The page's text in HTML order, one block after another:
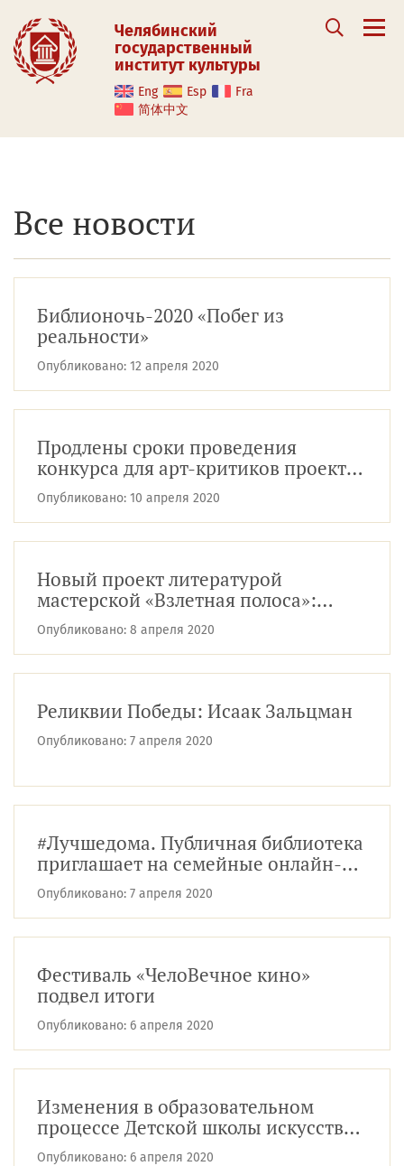
Челябинский
государственный
институт культуры
Eng Esp
Fra
简体中文
Все новости
Библионочь-2020 «Побег из
реальности»
Опубликовано: 12 апреля 2020
Продлены сроки проведения
конкурса для арт-критиков проекта
«Арт-платформа»
Опубликовано: 10 апреля 2020
Новый проект литературой
мастерской «Взлетная полоса»:
«ГОЛОС НА ВЗЛЁТЕ»
Опубликовано: 8 апреля 2020
Реликвии Победы: Исаак Зальцман
Опубликовано: 7 апреля 2020
#Лучшедома. Публичная библиотека
приглашает на семейные онлайн-
мероприятия
Опубликовано: 7 апреля 2020
Фестиваль «ЧелоВечное кино»
подвел итоги
Опубликовано: 6 апреля 2020
Изменения в образовательном
процессе Детской школы искусств
ЧГИК
Опубликовано: 6 апреля 2020